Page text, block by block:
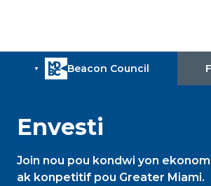
Envesti
Join nou pou kondwi yon
ak konpetitif pou Greater Miami.